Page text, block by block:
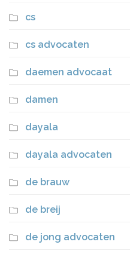
cs
cs advocaten
daemen advocaat
damen
dayala
dayala advocaten
de brauw
de breij
de jong advocaten